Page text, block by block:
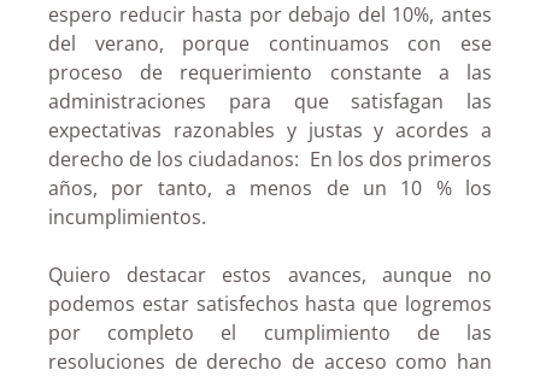
espero reducir hasta por debajo del 10%, antes
del verano, porque continuamos con ese
proceso de requerimiento constante a las
administraciones para que satisfagan las
expectativas razonables y justas y acordes a
derecho de los ciudadanos: En los dos primeros
años, por tanto, a menos de un 10 % los
incumplimientos.
Quiero destacar estos avances, aunque no
podemos estar satisfechos hasta que logremos
por completo el cumplimiento de las
resoluciones de derecho de acceso como han